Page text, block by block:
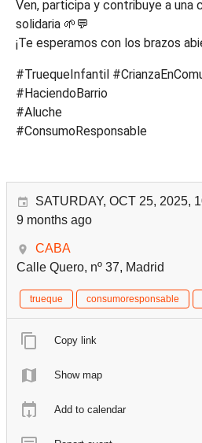
Ven, participa y contribuye a una
solidaria 🌱💬
¡Te esperamos con los brazos
#TruequeInfantil
#HaciendoBarrio
#Aluche
#ConsumoResponsable
SATURDAY, OCT 25, 2025,
9 months ago
CABA
Calle Quero, nº 37, Madrid
trueque consumoresponsable
Copy link
Show map
Add to calendar